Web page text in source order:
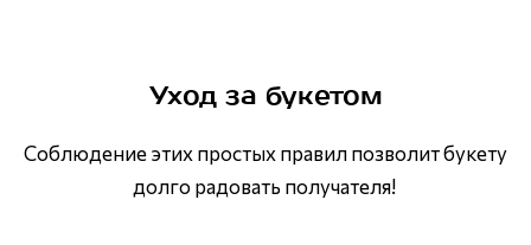
Уход за букетом
Соблюдение этих простых правил позволит букету
долго радовать получателя!